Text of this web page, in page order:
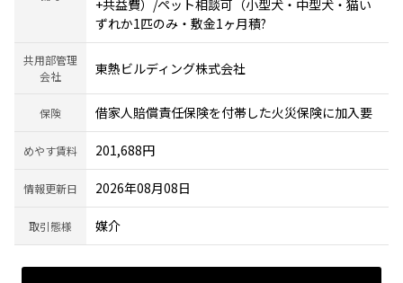
+共益費）/ペット相談可（小型犬・中型犬・猫い
ずれか1匹のみ・敷金1ヶ月積?
共用部管理
会社
東熱ビルディング株式会社
保険 借家人賠償責任保険を付帯した火災保険に加入要
めやす賃料 201,688円
情報更新日 2026年08月08日
取引態様 媒介